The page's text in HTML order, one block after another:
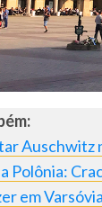
Auschwitz
Polônia:
em